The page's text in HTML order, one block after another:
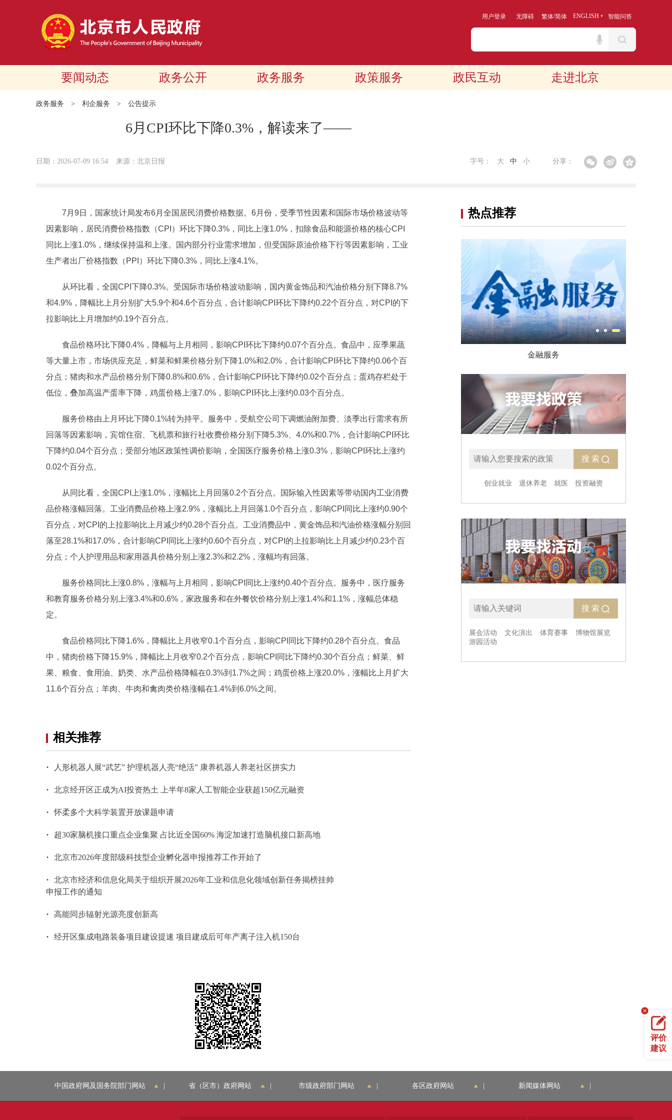
用户登录 无障碍 繁体/简体 ENGLISH 智能问答
要闻动态 政务公开 政务服务 政策服务 政民互动 走进北京
政务服务 > 利企服务 > 公告提示
6月CPI环比下降0.3%，解读来了——
日期：2026-07-09 16:54 来源：北京日报 分享：
字号： 大 中 小
7月9日，国家统计局发布6月全国居民消费价格数据。6月份，受季节性因素和国际市场价格波动等
因素影响，居民消费价格指数（CPI）环比下降0.3%，同比上涨1.0%，扣除食品和能源价格的核心CPI
同比上涨1.0%，继续保持温和上涨。国内部分行业需求增加，但受国际原油价格下行等因素影响，工业
生产者出厂价格指数（PPI）环比下降0.3%，同比上涨4.1%。
从环比看，全国CPI下降0.3%。受国际市场价格波动影响，国内黄金饰品和汽油价格分别下降8.7%
和4.9%，降幅比上月分别扩大5.9个和4.6个百分点，合计影响CPI环比下降约0.22个百分点，对CPI的下
拉影响比上月增加约0.19个百分点。
食品价格环比下降0.4%，降幅与上月相同，影响CPI环比下降约0.07个百分点。食品中，应季果蔬
等大量上市，市场供应充足，鲜菜和鲜果价格分别下降1.0%和2.0%，合计影响CPI环比下降约0.06个百
分点；猪肉和水产品价格分别下降0.8%和0.6%，合计影响CPI环比下降约0.02个百分点；蛋鸡存栏处于
低位，叠加高温产蛋率下降，鸡蛋价格上涨7.0%，影响CPI环比上涨约0.03个百分点。
服务价格由上月环比下降0.1%转为持平。服务中，受航空公司下调燃油附加费、淡季出行需求有所
回落等因素影响，宾馆住宿、飞机票和旅行社收费价格分别下降5.3%、4.0%和0.7%，合计影响CPI环比
下降约0.04个百分点；受部分地区政策性调价影响，全国医疗服务价格上涨0.3%，影响CPI环比上涨约
0.02个百分点。
从同比看，全国CPI上涨1.0%，涨幅比上月回落0.2个百分点。国际输入性因素等带动国内工业消费
品价格涨幅回落。工业消费品价格上涨2.9%，涨幅比上月回落1.0个百分点，影响CPI同比上涨约0.90个
百分点，对CPI的上拉影响比上月减少约0.28个百分点。工业消费品中，黄金饰品和汽油价格涨幅分别回
落至28.1%和17.0%，合计影响CPI同比上涨约0.60个百分点，对CPI的上拉影响比上月减少约0.23个百
分点；个人护理用品和家用器具价格分别上涨2.3%和2.2%，涨幅均有回落。
服务价格同比上涨0.8%，涨幅与上月相同，影响CPI同比上涨约0.40个百分点。服务中，医疗服务
和教育服务价格分别上涨3.4%和0.6%，家政服务和在外餐饮价格分别上涨1.4%和1.1%，涨幅总体稳
定。
食品价格同比下降1.6%，降幅比上月收窄0.1个百分点，影响CPI同比下降约0.28个百分点。食品
中，猪肉价格下降15.9%，降幅比上月收窄0.2个百分点，影响CPI同比下降约0.30个百分点；鲜菜、鲜
果、粮食、食用油、奶类、水产品价格降幅在0.3%到1.7%之间；鸡蛋价格上涨20.0%，涨幅比上月扩大
11.6个百分点；羊肉、牛肉和禽肉类价格涨幅在1.4%到6.0%之间。
相关推荐
· 人形机器人展“武艺” 护理机器人亮“绝活” 康养机器人养老社区拼实力
· 北京经开区正成为AI投资热土 上半年8家人工智能企业获超150亿元融资
· 怀柔多个大科学装置开放课题申请
· 超30家脑机接口重点企业集聚 占比近全国60% 海淀加速打造脑机接口新高地
· 北京市2026年度部级科技型企业孵化器申报推荐工作开始了
·
北京市经济和信息化局关于组织开展2026年工业和信息化领域创新任务揭榜挂帅
申报工作的通知
· 高能同步辐射光源亮度创新高
· 经开区集成电路装备项目建设提速 项目建成后可年产离子注入机150台
热点推荐
评价
建议
中国政府网及国务院部门网站 省（区市）政府网站 市级政府部门网站 各区政府网站 新闻媒体网站